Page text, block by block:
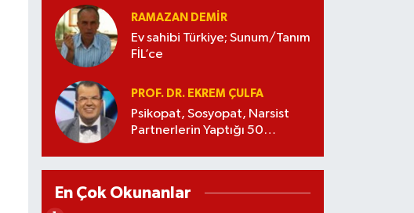
RAMAZAN DEMİR
Ev sahibi Türkiye; Sunum/Tanım
FİL’ce
PROF. DR. EKREM ÇULFA
Psikopat, Sosyopat, Narsist
Partnerlerin Yaptığı 50
En Çok Okunanlar